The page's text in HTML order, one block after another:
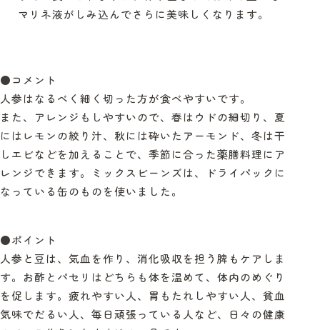
マリネ液がしみ込んでさらに美味しくなります。
●コメント
人参はなるべく細く切った方が食べやすいです。
また、アレンジもしやすいので、春はウドの細切り、夏
にはレモンの絞り汁、秋には砕いたアーモンド、冬は干
しエビなどを加えることで、季節に合った薬膳料理にア
レンジできます。ミックスビーンズは、ドライパックに
なっている缶のものを使いました。
●ポイント
人参と豆は、気血を作り、消化吸収を担う脾もケアしま
す。お酢とパセリはどちらも体を温めて、体内のめぐり
を促します。疲れやすい人、胃もたれしやすい人、貧血
気味でだるい人、毎日頑張っている人など、日々の健康